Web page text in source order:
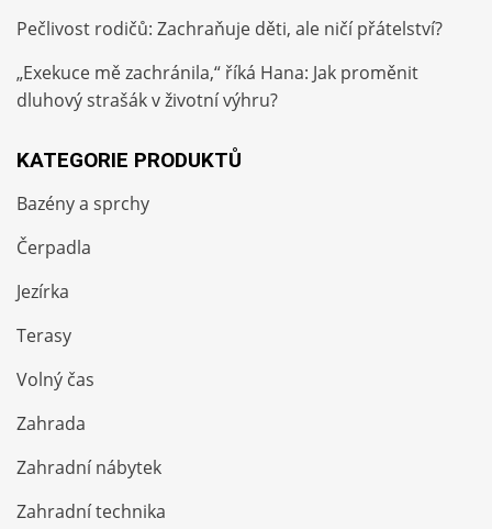
Pečlivost rodičů: Zachraňuje děti, ale ničí přátelství?
„Exekuce mě zachránila,“ říká Hana: Jak proměnit
dluhový strašák v životní výhru?
KATEGORIE PRODUKTŮ
Bazény a sprchy
Čerpadla
Jezírka
Terasy
Volný čas
Zahrada
Zahradní nábytek
Zahradní technika